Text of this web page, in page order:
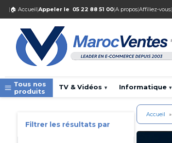
| 🏠 Accueil|Appeler le 05 22 88 51 00|A propos|Affiliez-vous|
Tous nos
produits
TV & Vidéos ▾ Informatique ▾
Filtrer les résultats par
Accueil »